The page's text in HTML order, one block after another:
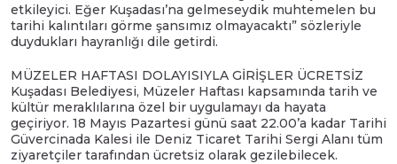
etkileyici. Eğer Kuşadası’na gelmeseydik muhtemelen bu
tarihi kalıntıları görme şansımız olmayacaktı” sözleriyle
duydukları hayranlığı dile getirdi.
MÜZELER HAFTASI DOLAYISIYLA GİRİŞLER ÜCRETSİZ
Kuşadası Belediyesi, Müzeler Haftası kapsamında tarih ve
kültür meraklılarına özel bir uygulamayı da hayata
geçiriyor. 18 Mayıs Pazartesi günü saat 22.00’a kadar Tarihi
Güvercinada Kalesi ile Deniz Ticaret Tarihi Sergi Alanı tüm
ziyaretçiler tarafından ücretsiz olarak gezilebilecek.